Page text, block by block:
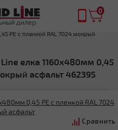
дилер
0
PE с пленкой RAL 7024 мокрый
елка 1160х480мм 0,45
асфальт 462395
Сравнить